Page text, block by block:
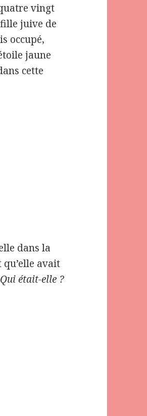
vingt
juive de
occupé,
jaune
cette
dans la
avait
Qui était-elle ?